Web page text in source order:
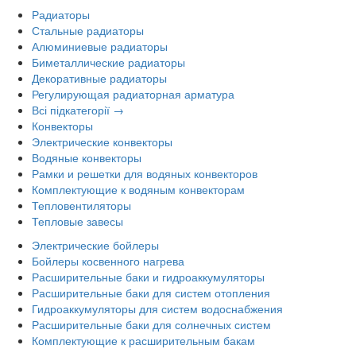
Радиаторы
Стальные радиаторы
Алюминиевые радиаторы
Биметаллические радиаторы
Декоративные радиаторы
Регулирующая радиаторная арматура
Всі підкатегорії →
Конвекторы
Электрические конвекторы
Водяные конвекторы
Рамки и решетки для водяных конвекторов
Комплектующие к водяным конвекторам
Тепловентиляторы
Тепловые завесы
Электрические бойлеры
Бойлеры косвенного нагрева
Расширительные баки и гидроаккумуляторы
Расширительные баки для систем отопления
Гидроаккумуляторы для систем водоснабжения
Расширительные баки для солнечных систем
Комплектующие к расширительным бакам